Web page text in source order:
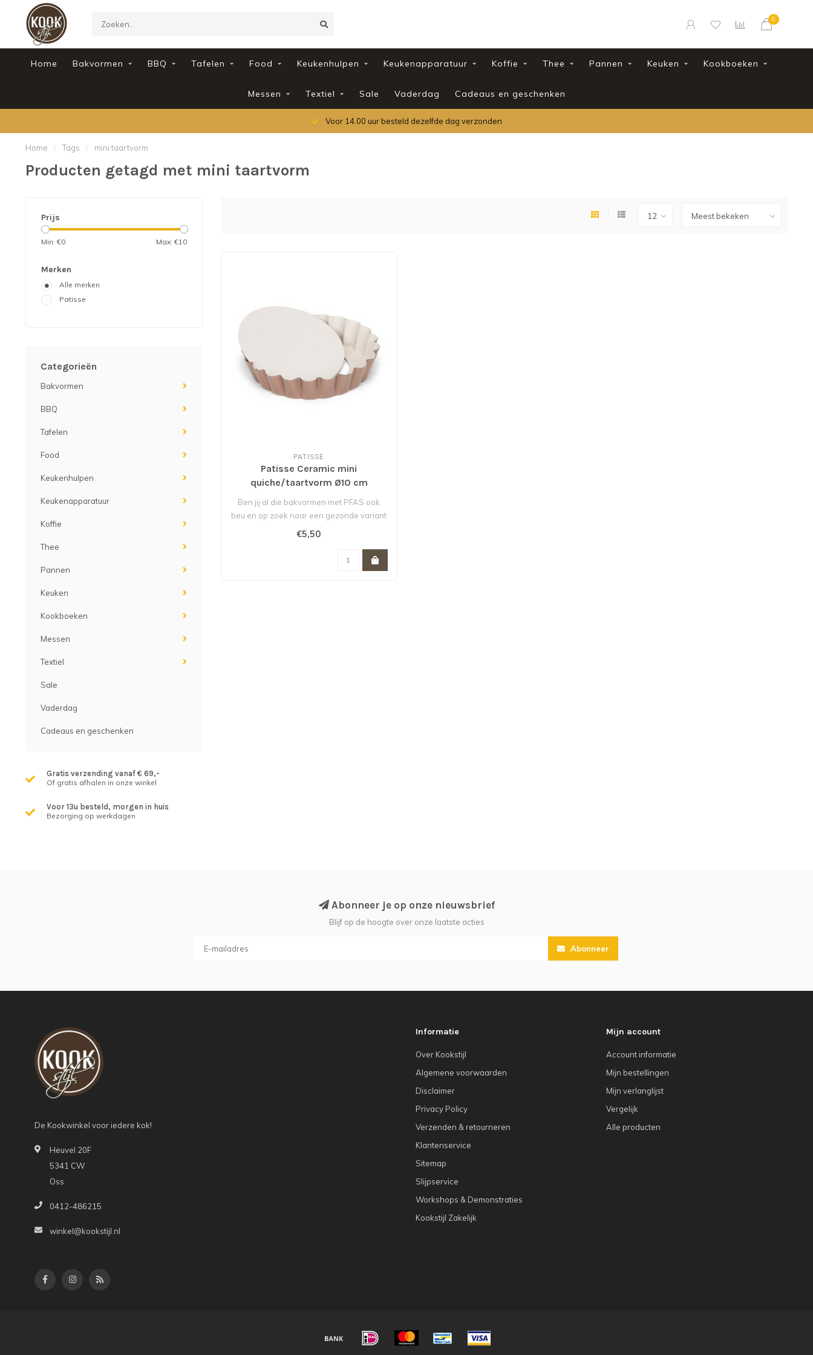
0
Home Bakvormen BBQ Tafelen Food Keukenhulpen Keukenapparatuur Koffie Thee Pannen Keuken Kookboeken
Messen Textiel Sale Vaderdag Cadeaus en geschenken
Voor 14.00 uur besteld dezelfde dag verzonden
Home / Tags / mini taartvorm
Producten getagd met mini taartvorm
Prijs
Min: €0 Max: €10
Merken
Alle merken
Patisse
Categorieën
Bakvormen
BBQ
Tafelen
Food
Keukenhulpen
Keukenapparatuur
Koffie
Thee
Pannen
Keuken
Kookboeken
Messen
Textiel
Sale
Vaderdag
Cadeaus en geschenken
Gratis verzending vanaf € 69,-
Of gratis afhalen in onze winkel
Voor 13u besteld, morgen in huis
Bezorging op werkdagen
PATISSE
Patisse Ceramic mini
quiche/taartvorm Ø10 cm
Ben jij al die bakvormen met PFAS ook
beu en op zoek naar een gezonde variant
me..
€5,50
Abonneer je op onze nieuwsbrief
Blijf op de hoogte over onze laatste acties
Abonneer
De Kookwinkel voor iedere kok!
Heuvel 20F
5341 CW
Oss
0412-486215
winkel@kookstijl.nl
Informatie
Over Kookstijl
Algemene voorwaarden
Disclaimer
Privacy Policy
Verzenden & retourneren
Klantenservice
Sitemap
Slijpservice
Workshops & Demonstraties
Kookstijl Zakelijk
Mijn account
Account informatie
Mijn bestellingen
Mijn verlanglijst
Vergelijk
Alle producten